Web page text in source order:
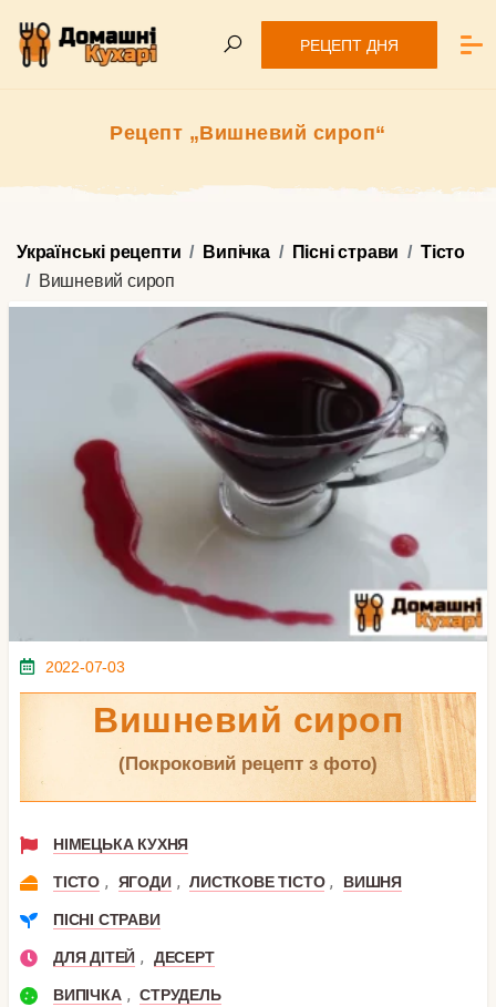
РЕЦЕПТ ДНЯ
Рецепт „Вишневий сироп“
Українські рецепти Випічка Пісні страви
Тісто
Вишневий сироп
2022-07-03
Вишневий сироп
(покроковий рецепт з фото)
НІМЕЦЬКА КУХНЯ
ТІСТО , ЯГОДИ , ЛИСТКОВЕ ТІСТО , ВИШНЯ
ПІСНІ СТРАВИ
ДЛЯ ДІТЕЙ , ДЕСЕРТ
ВИПІЧКА , СТРУДЕЛЬ